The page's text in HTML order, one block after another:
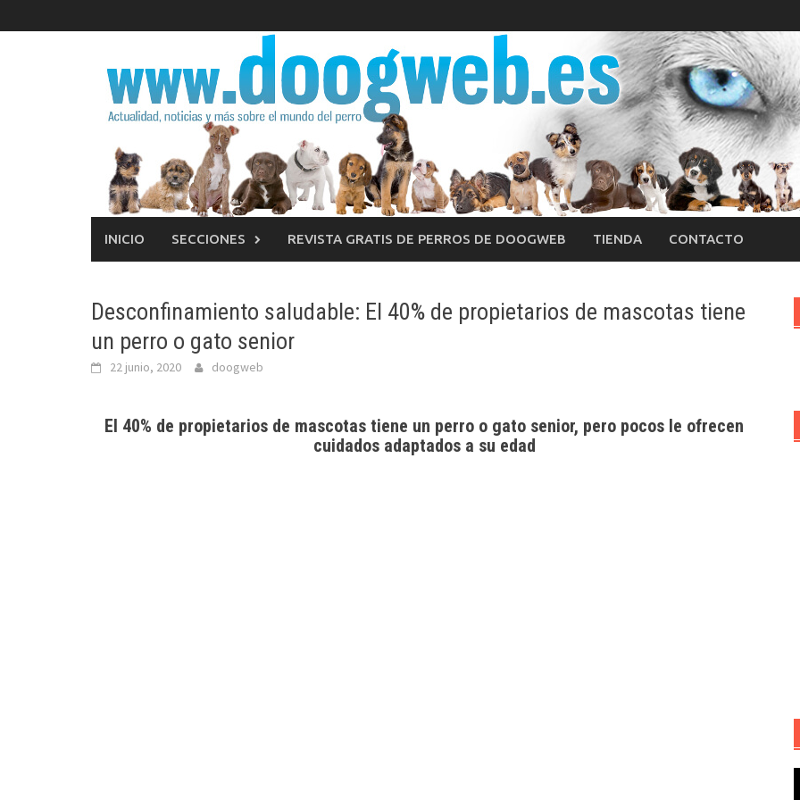
al
INICIO SECCIONES REVISTA GRATIS DE PERROS DE DOOGWEB TIENDA CONTACTO
Desconfinamiento saludable: El 40% de propietarios de mascotas tiene
un perro o gato senior
22 junio, 2020 doogweb
El 40% de propietarios de mascotas tiene un perro o gato senior, pero pocos le ofrecen
cuidados adaptados a su edad